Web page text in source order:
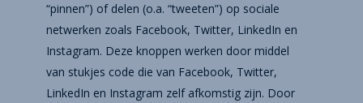
“pinnen”) of delen (o.a. “tweeten”) op sociale
netwerken zoals Facebook, Twitter, LinkedIn en
Instagram. Deze knoppen werken door middel
van stukjes code die van Facebook, Twitter,
LinkedIn en Instagram zelf afkomstig zijn. Door